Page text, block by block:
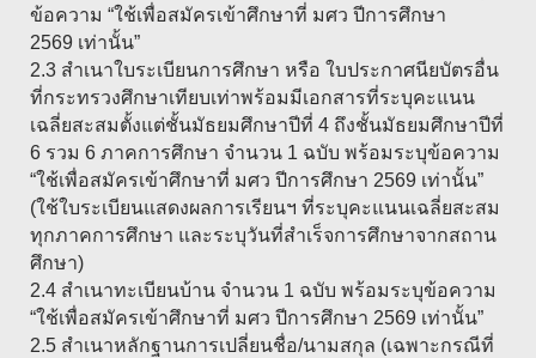
ข้อความ “ใช้เพื่อสมัครเข้าศึกษาที่ มศว ปีการศึกษา
2569 เท่านั้น”
2.3 สำเนาใบระเบียนการศึกษา หรือ ใบประกาศนียบัตรอื่น
ที่กระทรวงศึกษาเทียบเท่าพร้อมมีเอกสารที่ระบุคะแนน
เฉลี่ยสะสมตั้งแต่ชั้นมัธยมศึกษาปีที่ 4 ถึงชั้นมัธยมศึกษาปีที่
6 รวม 6 ภาคการศึกษา จำนวน 1 ฉบับ พร้อมระบุข้อความ
“ใช้เพื่อสมัครเข้าศึกษาที่ มศว ปีการศึกษา 2569 เท่านั้น”
(ใช้ใบระเบียนแสดงผลการเรียนฯ ที่ระบุคะแนนเฉลี่ยสะสม
ทุกภาคการศึกษา และระบุวันที่สำเร็จการศึกษาจากสถาน
ศึกษา)
2.4 สำเนาทะเบียนบ้าน จำนวน 1 ฉบับ พร้อมระบุข้อความ
“ใช้เพื่อสมัครเข้าศึกษาที่ มศว ปีการศึกษา 2569 เท่านั้น”
2.5 สำเนาหลักฐานการเปลี่ยนชื่อ/นามสกุล (เฉพาะกรณีที่